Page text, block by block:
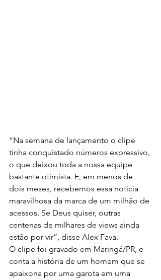
“Na semana de lançamento o clipe
tinha conquistado números expressivo,
o que deixou toda a nossa equipe
bastante otimista. E, em menos de
dois meses, recebemos essa notícia
maravilhosa da marca de um milhão de
acessos. Se Deus quiser, outras
centenas de milhares de views ainda
estão por vir”, disse Alex Fava.
O clipe foi gravado em Maringá/PR, e
conta a história de um homem que se
apaixona por uma garota em uma